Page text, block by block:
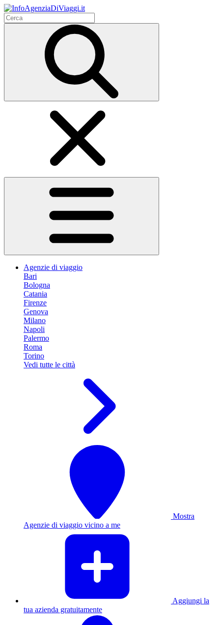
Agenzie di viaggio
Bari
Bologna
Catania
Firenze
Genova
Milano
Napoli
Palermo
Roma
Torino
Vedi tutte le città
Mostra
Agenzie di viaggio vicino a me
Aggiungi la
tua azienda gratuitamente